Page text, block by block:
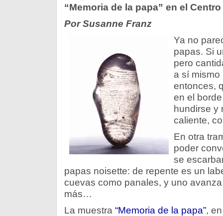
“Memoria de la papa” en el
Por Susanne Franz
Ya no
papas. Si
pero
a sí
entonces,
en el
hundirse y
caliente,
En otra
poder
se
papas noisette: de repente es un
cuevas como panales, y uno
más…
La muestra “Memoria de la papa”,